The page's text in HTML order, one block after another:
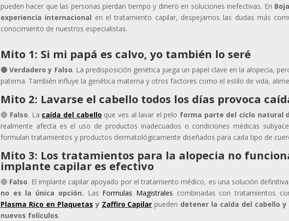
pueden hacer que las personas pierdan tiempo y dinero en soluciones inefectivas. En
experiencia internacional en el tratamiento capilar, despejamos las dudas más
conocimiento de nuestros especialistas.
Mito 1: Si mi papá es calvo, yo también lo seré
🟢 Verdadero y Falso. La predisposición genética juega un papel clave en la alopecia,
paterna. También influye la genética materna y otros factores como el estilo de vida,
Mito 2: Lavarse el cabello todos los días provoca
🔴 Falso. La caída del cabello que ves al lavar el pelo forma parte del ciclo natural
realmente afecta es el uso de productos inadecuados o condiciones médicas
formulan tratamientos y productos dermatológicamente diseñados para cada tipo de
Mito 3: Los tratamientos para la alopecia no
implante capilar es efectivo
🔴 Falso. El implante capilar apoyado por el tratamiento médico, es una solución
no es la única opción. Las Formulas Magistrales combinadas con tratamientos
Plasma Rico en Plaquetas y Zaffiro Capilar pueden detener la caída del cabello
nuevos folículos.